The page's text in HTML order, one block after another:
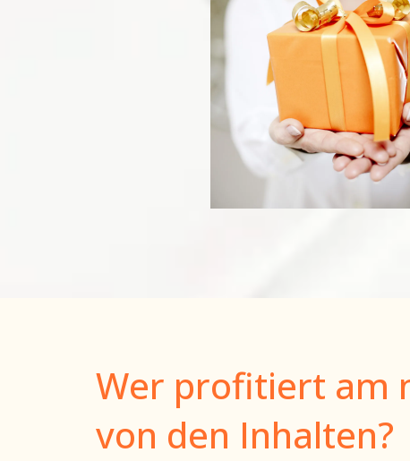
Wer profitiert am
von den Inhalten?